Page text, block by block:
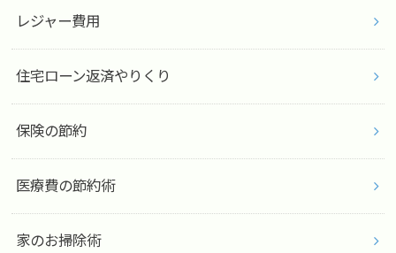
レジャー費用
住宅ローン返済やりくり
保険の節約
医療費の節約術
家のお掃除術